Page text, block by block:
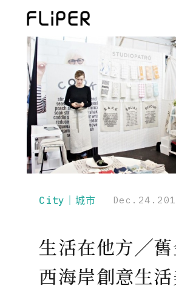
City｜城市
生活在他方╱舊
西海岸創意生